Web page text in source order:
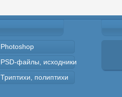
Photoshop
PSD-файлы, исходники
Триптихи, полиптихи